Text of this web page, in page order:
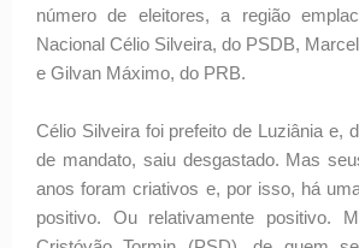
número de eleitores, a região
Nacional Célio Silveira, do PSDB,
e Gilvan Máximo, do PRB.
Célio Silveira foi prefeito de Luziânia e,
de mandato, saiu desgastado. Mas
anos foram criativos e, por isso, há
positivo. Ou relativamente positivo.